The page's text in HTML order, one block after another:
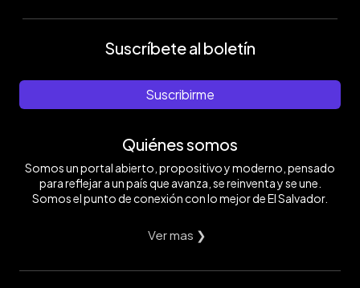
Suscríbete al boletín
Suscribirme
Quiénes somos
Somos un portal abierto, propositivo y moderno, pensado
para reflejar a un país que avanza, se reinventa y se une.
Somos el punto de conexión con lo mejor de El Salvador.
Ver mas ❯